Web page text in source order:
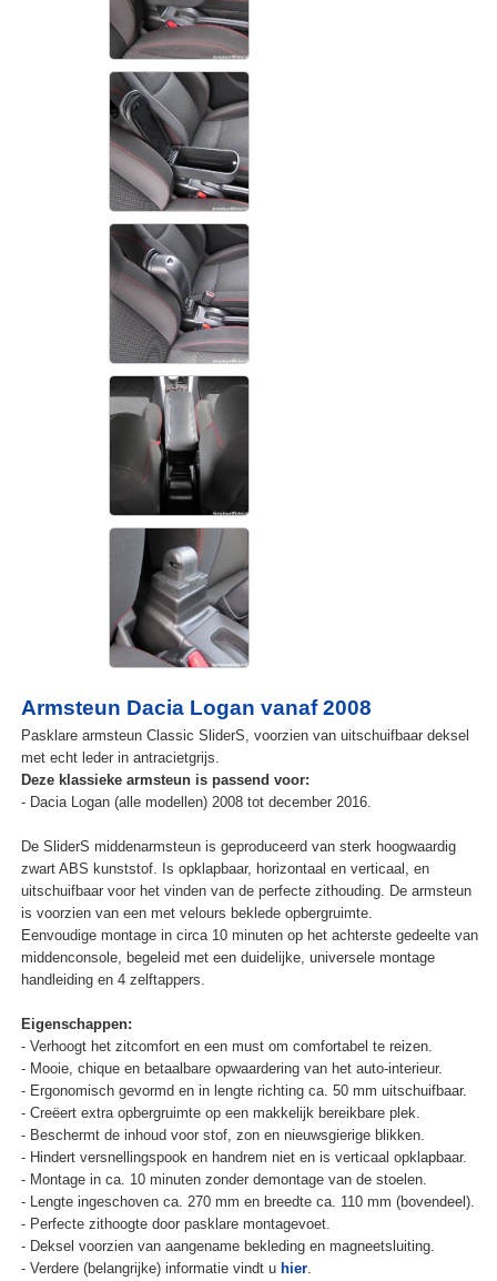
Armsteun Dacia Logan vanaf 2008
Pasklare armsteun Classic SliderS, voorzien van uitschuifbaar deksel
met echt leder in antracietgrijs.
Deze klassieke armsteun is passend voor:
- Dacia Logan (alle modellen) 2008 tot december 2016.
De SliderS middenarmsteun is geproduceerd van sterk hoogwaardig
zwart ABS kunststof. Is opklapbaar, horizontaal en verticaal, en
uitschuifbaar voor het vinden van de perfecte zithouding. De armsteun
is voorzien van een met velours beklede opbergruimte.
Eenvoudige montage in circa 10 minuten op het achterste gedeelte van
middenconsole, begeleid met een duidelijke, universele montage
handleiding en 4 zelftappers.
Eigenschappen:
- Verhoogt het zitcomfort en een must om comfortabel te reizen.
- Mooie, chique en betaalbare opwaardering van het auto-interieur.
- Ergonomisch gevormd en in lengte richting ca. 50 mm uitschuifbaar.
- Creëert extra opbergruimte op een makkelijk bereikbare plek.
- Beschermt de inhoud voor stof, zon en nieuwsgierige blikken.
- Hindert versnellingspook en handrem niet en is verticaal opklapbaar.
- Montage in ca. 10 minuten zonder demontage van de stoelen.
- Lengte ingeschoven ca. 270 mm en breedte ca. 110 mm (bovendeel).
- Perfecte zithoogte door pasklare montagevoet.
- Deksel voorzien van aangename bekleding en magneetsluiting.
- Verdere (belangrijke) informatie vindt u hier.